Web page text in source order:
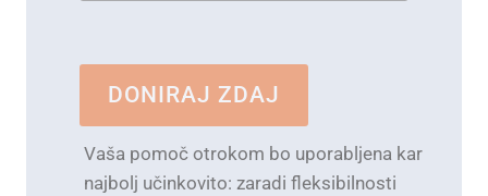
DONIRAJ ZDAJ
Vaša pomoč otrokom bo uporabljena kar
najbolj učinkovito: zaradi fleksibilnosti